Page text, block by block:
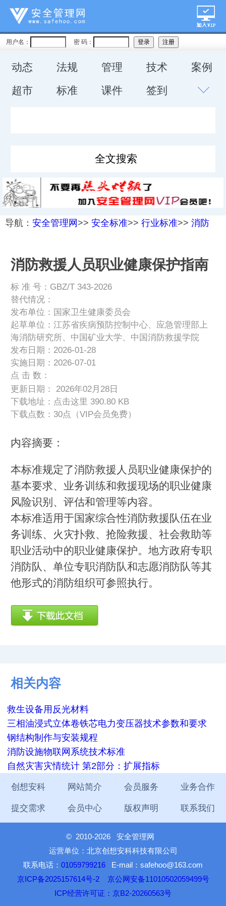
用户名： 密 码：
动态 法规 管理 技术
案例
超市
标准 课件 签到
导航： 安全管理网 >> 安全标准>> 行业标准>> 消防
消防救援人员职业健康保护指南
标 准 号：GBZ/T 343-2026
替代情况：
发布单位：国家卫生健康委员会
起草单位：江苏省疾病预防控制中心、应急管理部上
海消防研究所、中国矿业大学、中国消防救援学院
发布日期：2026-01-28
实施日期：2026-07-01
点 击 数：
更新日期： 2026年02月28日
下载地址： 点击这里 390.80 KB
下载点数：30点（VIP会员免费）
内容摘要：
本标准规定了消防救援人员职业健康保护的
基本要求、业务训练和救援现场的职业健康
风险识别、评估和管理等内容。
本标准适用于国家综合性消防救援队伍在业
务训练、火灾扑救、抢险救援、社会救助等
职业活动中的职业健康保护。地方政府专职
消防队、单位专职消防队和志愿消防队等其
他形式的消防组织可参照执行。
相关内容
救生设备用反光材料
三相油浸式立体卷铁芯电力变压器技术参数和要求
钢结构制作与安装规程
消防设施物联网系统技术标准
自然灾害灾情统计 第2部分：扩展指标
创想安科 网站简介 会员服务 业务合作
提交需求 会员中心 版权声明 联系我们
© 2010-2026 安全管理网
运营单位：北京创想安科科技有限公司
联系电话： 01059799216 E-mail：safehoo@163.com
京ICP备2025157614号-2
京公网安备11010502059499号
ICP经营许可证：京B2-20260563号